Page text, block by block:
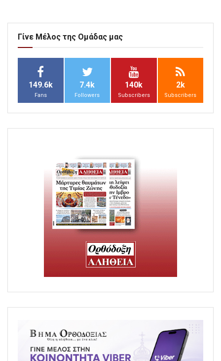
Γίνε Μέλος της Ομάδας μας
149.6k
Fans
7.4k
Followers
140k
Subscribers
2k
Subscribers